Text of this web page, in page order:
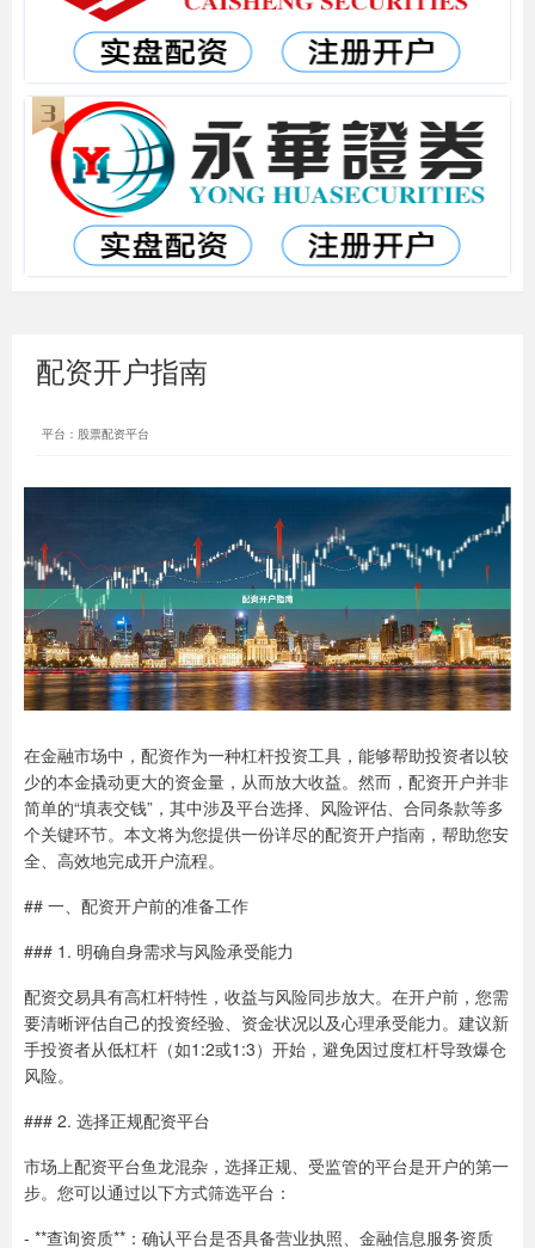
配资开户指南
平台：股票配资平台
在金融市场中，配资作为一种杠杆投资工具，能够帮助投资者以较
少的本金撬动更大的资金量，从而放大收益。然而，配资开户并非
简单的“填表交钱”，其中涉及平台选择、风险评估、合同条款等多
个关键环节。本文将为您提供一份详尽的配资开户指南，帮助您安
全、高效地完成开户流程。
## 一、配资开户前的准备工作
### 1. 明确自身需求与风险承受能力
配资交易具有高杠杆特性，收益与风险同步放大。在开户前，您需
要清晰评估自己的投资经验、资金状况以及心理承受能力。建议新
手投资者从低杠杆（如1:2或1:3）开始，避免因过度杠杆导致爆仓
风险。
### 2. 选择正规配资平台
市场上配资平台鱼龙混杂，选择正规、受监管的平台是开户的第一
步。您可以通过以下方式筛选平台：
- **查询资质**：确认平台是否具备营业执照、金融信息服务资质